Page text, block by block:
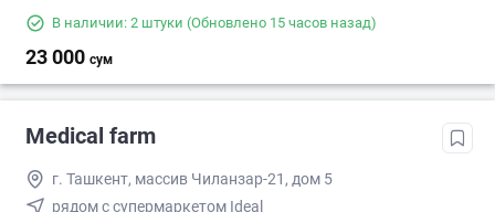
В наличии: 2 штуки (Обновлено 15 часов назад)
23 000 сум
Medical farm
г. Ташкент, массив Чиланзар-21, дом 5
рядом с супермаркетом Ideal